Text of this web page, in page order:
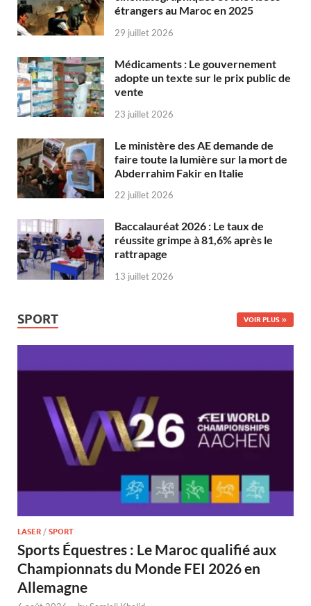
étrangers au Maroc en 2025
29 juillet 2026
Médicaments : Le gouvernement
adopte un texte sur le prix public de
vente
23 juillet 2026
Le ministère des AE demande de
faire toute la lumière sur la mort de
Abderrahim Fakir en Italie
22 juillet 2026
Baccalauréat 2026 : Le taux de
réussite grimpe à 81,6% après le
rattrapage
13 juillet 2026
SPORT VOIR PLUS
LASER / SPORT
Sports Équestres : Le Maroc qualifié aux
Championnats du Monde FEI 2026 en
Allemagne